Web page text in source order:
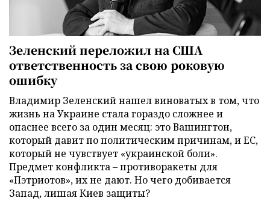
Зеленский переложил на США
ответственность за свою роковую
ошибку
Владимир Зеленский нашел виноватых в том, что
жизнь на Украине стала гораздо сложнее и
опаснее всего за один месяц: это Вашингтон,
который давит по политическим причинам, и ЕС,
который не чувствует «украинской боли».
Предмет конфликта – противоракеты для
«Пэтриотов», их не дают. Но чего добивается
Запад, лишая Киев защиты?